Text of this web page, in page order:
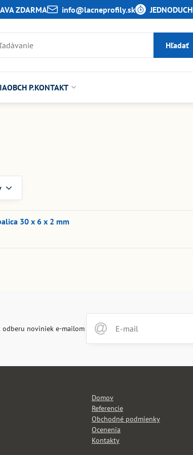
ZDARMA info​@lacneprofily​.sk
Hľadať
OBCH P.KONTAKT
30 x 6 x 2 mm
odberu noviniek e-mailom
Domov
Referencie
Obchodné podmienky
Ocenenia
Kontakty